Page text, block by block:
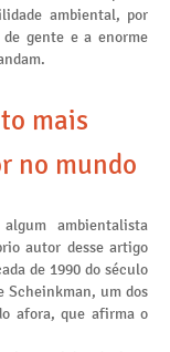
ambiental, por
gente e a enorme
mais
no mundo
ambientalista
autor desse artigo
de 1990 do século
Scheinkman, um dos
afora, que afirma o